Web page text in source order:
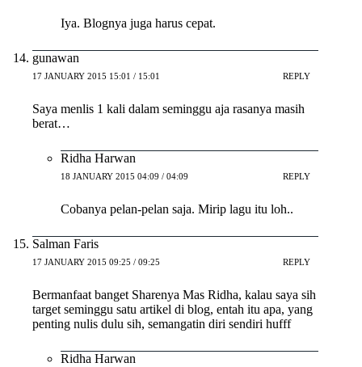
Iya. Blognya juga harus cepat.
gunawan
17 JANUARY 2015 15:01 / 15:01 REPLY
Saya menlis 1 kali dalam seminggu aja rasanya masih
berat…
Ridha Harwan
18 JANUARY 2015 04:09 / 04:09 REPLY
Cobanya pelan-pelan saja. Mirip lagu itu loh..
Salman Faris
17 JANUARY 2015 09:25 / 09:25 REPLY
Bermanfaat banget Sharenya Mas Ridha, kalau saya sih
target seminggu satu artikel di blog, entah itu apa, yang
penting nulis dulu sih, semangatin diri sendiri hufff
Ridha Harwan